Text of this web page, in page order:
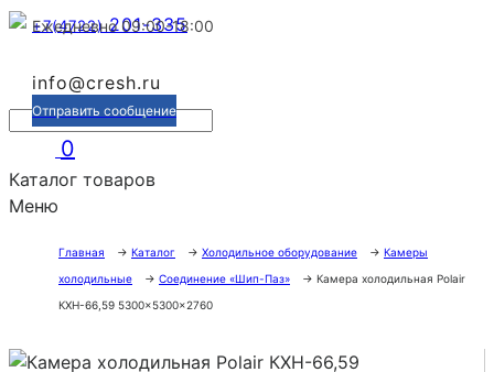
+7(4722)201-335
Ежедневно 09:00-18:00
info@cresh.ru
Отправить сообщение
0
Каталог товаров
Меню
Главная → Каталог → Холодильное оборудование → Камеры
холодильные
→ Соединение «Шип-Паз» → Камера холодильная Polair
КХН-66,59 5300×5300×2760